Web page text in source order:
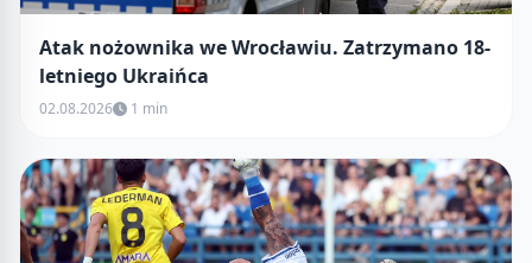
Atak nożownika we Wrocławiu. Zatrzymano 18-
letniego Ukraińca
02.08.2026 1 min